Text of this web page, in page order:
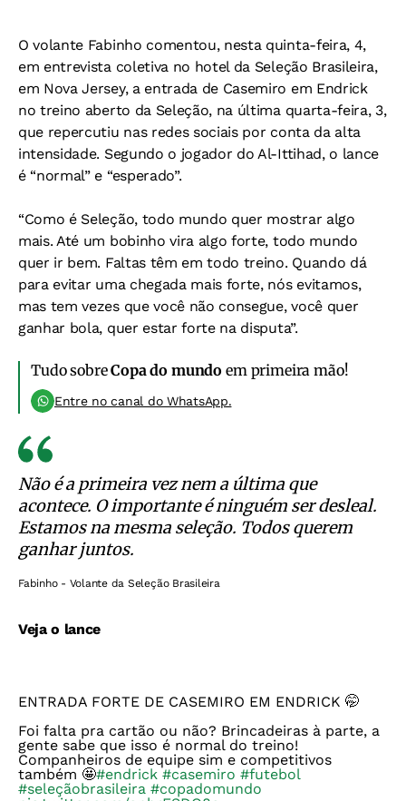
O volante Fabinho comentou, nesta quinta-feira, 4,
em entrevista coletiva no hotel da Seleção Brasileira,
em Nova Jersey, a entrada de Casemiro em Endrick
no treino aberto da Seleção, na última quarta-feira, 3,
que repercutiu nas redes sociais por conta da alta
intensidade. Segundo o jogador do Al-Ittihad, o lance
é “normal” e “esperado”.
“Como é Seleção, todo mundo quer mostrar algo
mais. Até um bobinho vira algo forte, todo mundo
quer ir bem. Faltas têm em todo treino. Quando dá
para evitar uma chegada mais forte, nós evitamos,
mas tem vezes que você não consegue, você quer
ganhar bola, quer estar forte na disputa”.
Tudo sobreCopa do mundo em primeira mão!
Entre no canal do WhatsApp.
Não é a primeira vez nem a última que
acontece. O importante é ninguém ser desleal.
Estamos na mesma seleção. Todos querem
ganhar juntos.
Fabinho - Volante da Seleção Brasileira
Veja o lance
ENTRADA FORTE DE CASEMIRO EM ENDRICK 🤭
Foi falta pra cartão ou não? Brincadeiras à parte, a
gente sabe que isso é normal do treino!
Companheiros de equipe sim e competitivos
também 🤩#endrick #casemiro #futebol
#seleçãobrasileira #copadomundo